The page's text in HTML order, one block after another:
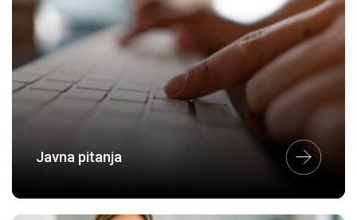
Javna pitanja